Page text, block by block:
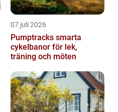
07 juli 2026
Pumptracks smarta
cykelbanor för lek,
träning och möten